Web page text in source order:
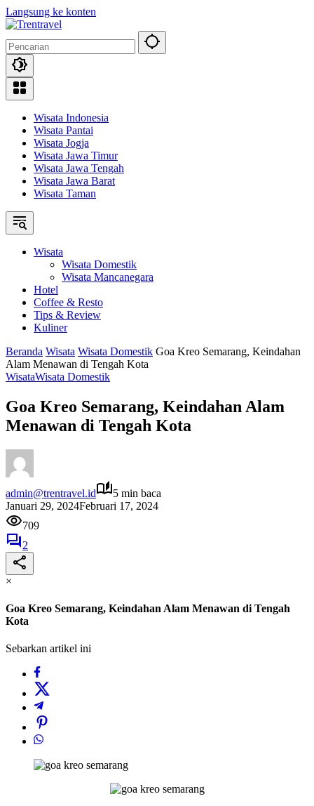
Langsung ke konten
Wisata Indonesia
Wisata Pantai
Wisata Jogja
Wisata Jawa Timur
Wisata Jawa Tengah
Wisata Jawa Barat
Wisata Taman
Wisata
Wisata Domestik
Wisata Mancanegara
Hotel
Coffee & Resto
Tips & Review
Kuliner
Beranda Wisata Wisata Domestik Goa Kreo Semarang, Keindahan
Alam Menawan di Tengah Kota
WisataWisata Domestik
Goa Kreo Semarang, Keindahan Alam
Menawan di Tengah Kota
admin@trentravel.id
5 min baca
Januari 29, 2024Februari 17, 2024
709
2
×
Goa Kreo Semarang, Keindahan Alam Menawan di Tengah
Kota
Sebarkan artikel ini